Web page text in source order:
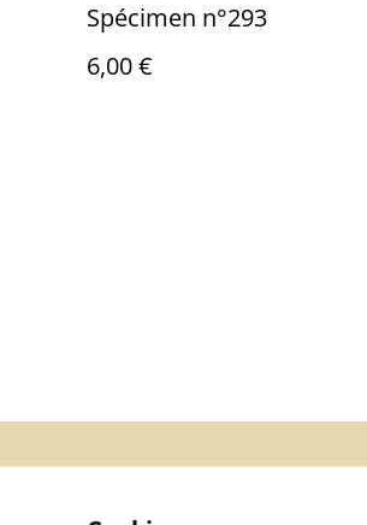
Spécimen n°293
6,00 €